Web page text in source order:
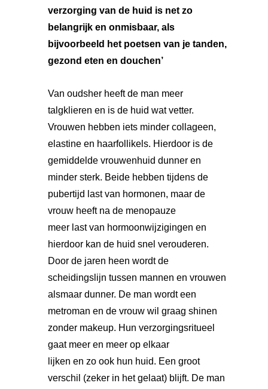
verzorging van de huid is net zo
belangrijk en onmisbaar, als
bijvoorbeeld het poetsen van je tanden,
gezond eten en douchen’
Van oudsher heeft de man meer
talgklieren en is de huid wat vetter.
Vrouwen hebben iets minder collageen,
elastine en haarfollikels. Hierdoor is de
gemiddelde vrouwenhuid dunner en
minder sterk. Beide hebben tijdens de
pubertijd last van hormonen, maar de
vrouw heeft na de menopauze
meer last van hormoonwijzigingen en
hierdoor kan de huid snel verouderen.
Door de jaren heen wordt de
scheidingslijn tussen mannen en vrouwen
alsmaar dunner. De man wordt een
metroman en de vrouw wil graag shinen
zonder makeup. Hun verzorgingsritueel
gaat meer en meer op elkaar
lijken en zo ook hun huid. Een groot
verschil (zeker in het gelaat) blijft. De man